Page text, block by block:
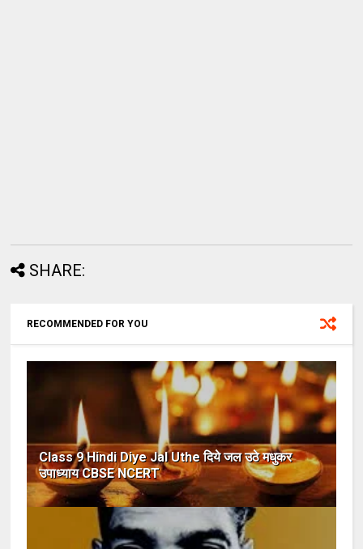
SHARE:
RECOMMENDED FOR YOU
Class 9 Hindi Diye Jal Uthe दिये जल उठे मधुकर
उपाध्याय CBSE NCERT